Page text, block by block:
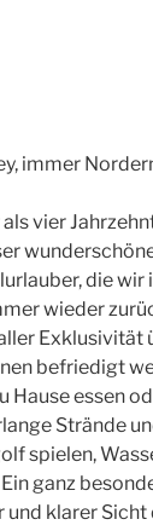
immer
vier
die
wieder
befriedigt
Hause essen
Strände
spielen,
ganz
klarer